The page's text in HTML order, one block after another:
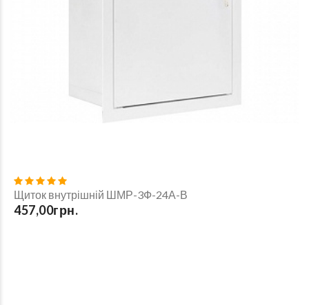
Щиток внутрішній ШМР-3Ф-24А-В
457,00грн.